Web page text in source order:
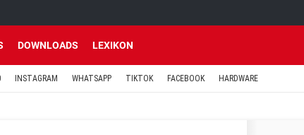
DOWNLOADS LEXIKON
INSTAGRAM WHATSAPP TIKTOK FACEBOOK HARDWARE